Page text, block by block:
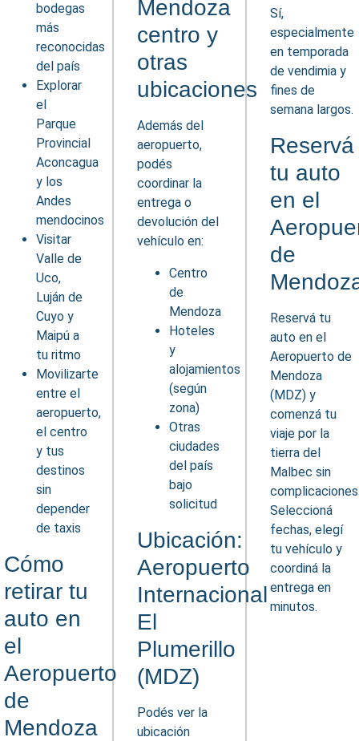
bodegas
más
reconocidas
del país
Explorar
el
Parque
Provincial
Aconcagua
y los
Andes
mendocinos
Visitar
Valle de
Uco,
Luján de
Cuyo y
Maipú a
tu ritmo
Movilizarte
entre el
aeropuerto,
el centro
y tus
destinos
sin
depender
de taxis
Cómo
retirar tu
auto en
el
Aeropuerto
de
Mendoza
Mendoza
centro y
otras
ubicaciones
Además del
aeropuerto,
podés
coordinar la
entrega o
devolución del
vehículo en:
Centro
de
Mendoza
Hoteles
y
alojamientos
(según
zona)
Otras
ciudades
del país
bajo
solicitud
Ubicación:
Aeropuerto
Internacional
El
Plumerillo
(MDZ)
Podés ver la
ubicación
Sí,
especialmente
en temporada
de vendimia y
fines de
semana largos.
Reservá
tu auto
en el
de
Reservá tu
auto en el
Aeropuerto de
Mendoza
(MDZ) y
comenzá tu
viaje por la
tierra del
Malbec sin
Seleccioná
fechas, elegí
tu vehículo y
coordiná la
entrega en
minutos.